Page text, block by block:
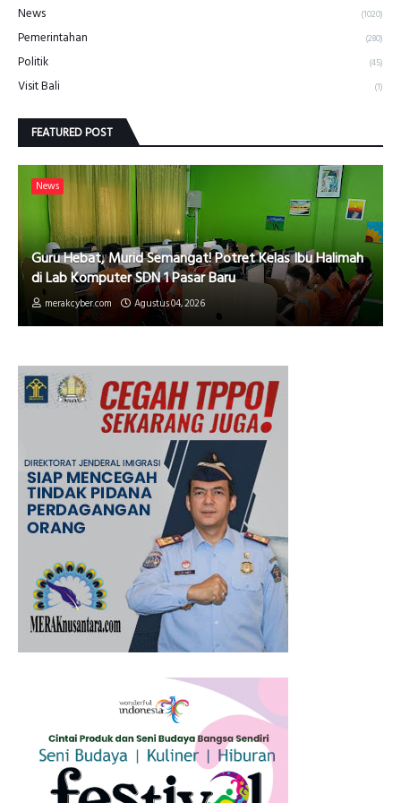
News (1020)
Pemerintahan (280)
Politik (45)
Visit Bali (1)
FEATURED POST
News
Guru Hebat, Murid Semangat! Potret Kelas Ibu Halimah
di Lab Komputer SDN 1 Pasar Baru
merakcyber.com Agustus 04, 2026